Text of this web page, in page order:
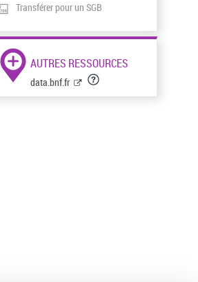
Transférer pour un SGB
AUTRES RESSOURCES
data.bnf.fr